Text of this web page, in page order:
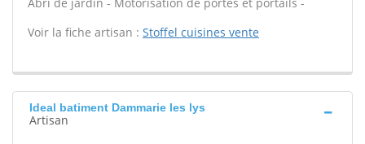
Voir la fiche artisan : Stoffel cuisines vente
Ideal batiment Dammarie les lys
Artisan